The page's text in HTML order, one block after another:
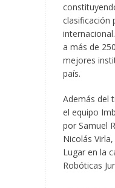
clasificación
a más de
mejores
país.
Además del
el equipo
por Samuel
Nicolás
Lugar en la
Robóticas